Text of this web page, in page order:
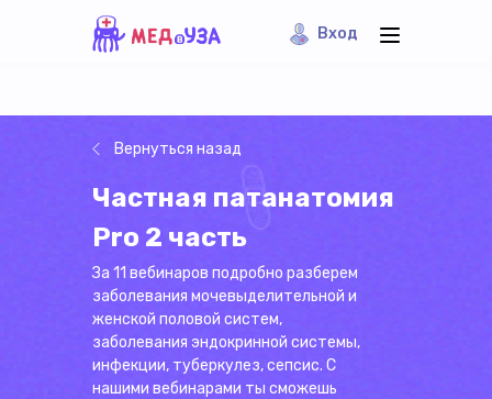
Вход
Вернуться назад
Частная патанатомия
Pro 2 часть
За 11 вебинаров подробно разберем
заболевания мочевыделительной и
женской половой систем,
заболевания эндокринной системы,
инфекции, туберкулез, сепсис. С
нашими вебинарами ты сможешь